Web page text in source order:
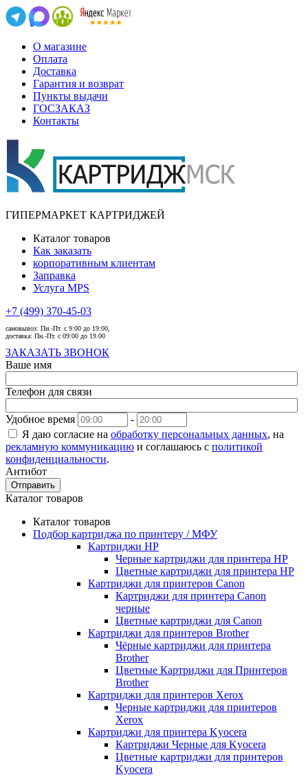
О магазине
Оплата
Доставка
Гарантия и возврат
Пункты выдачи
ГОСЗАКАЗ
Контакты
ГИПЕРМАРКЕТ КАРТРИДЖЕЙ
Каталог товаров
Как заказать
корпоративным клиентам
Заправка
Услуга MPS
+7 (499) 370-45-03
самовывоз: Пн.-Пт. с 9:00 до 19:00,
доставка: Пн.-Пт. с 09:00 до 19.00
ЗАКАЗАТЬ ЗВОНОК
Ваше имя
Телефон для связи
Удобное время
-
Я даю согласие на обработку персональных данных, на
рекламную коммуникацию и соглашаюсь с политикой
конфиденциальности.
Антибот
Отправить
Каталог товаров
Каталог товаров
Подбор картриджа по принтеру / МФУ
Картриджи HP
Черные картриджи для принтера HP
Цветные картриджи для принтера HP
Картриджи для принтеров Сanon
Картриджи для принтера Сanon
черные
Цветные картриджи для Сanon
Картриджи для принтеров Brother
Чёрные картриджи для принтера
Brother
Цветные Картриджи для Принтеров
Brother
Картриджи для принтеров Xerox
Черные картриджи для принтеров
Xerox
Картриджи для принтера Kyocera
Картриджи Черные для Kyocera
Цветные картриджи для принтеров
Kyocera